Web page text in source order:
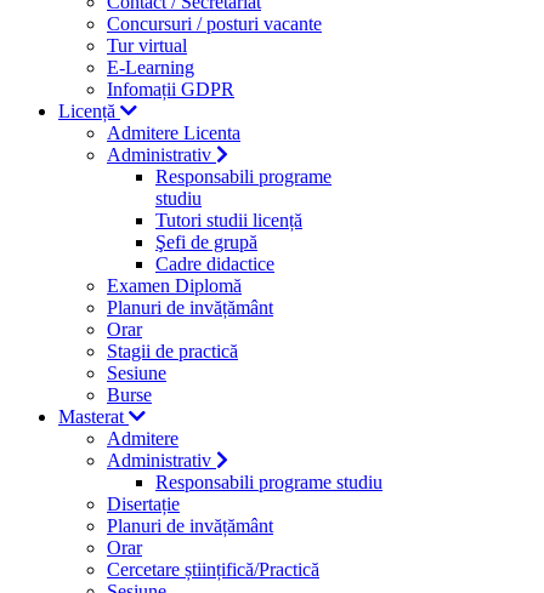
Concursuri / posturi vacante
Tur virtual
E-Learning
Infomații GDPR
Licență
Admitere Licenta
Administrativ
Responsabili programe
studiu
Tutori studii licență
Şefi de grupă
Cadre didactice
Examen Diplomă
Planuri de invățământ
Orar
Stagii de practică
Sesiune
Burse
Masterat
Admitere
Administrativ
Responsabili programe studiu
Disertație
Planuri de invățământ
Orar
Cercetare științifică/Practică